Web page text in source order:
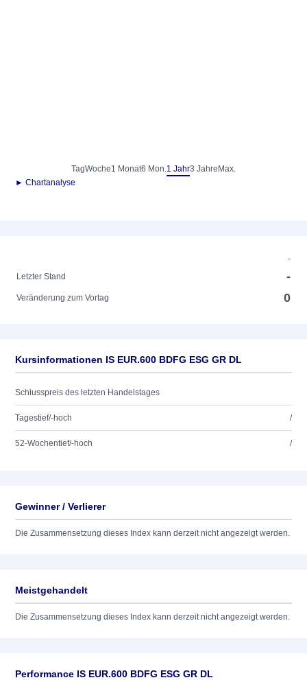
TagWoche1 Monat6 Mon.1 Jahr3 Jahre Max.
► Chartanalyse
-
Letzter Stand
-
Veränderung zum Vortag 0
Kursinformationen IS EUR.600 BDFG ESG GR DL
Schlusspreis des letzten Handelstages
Tagestief/-hoch /
52-Wochentief/-hoch /
Gewinner / Verlierer
Die Zusammensetzung dieses Index kann derzeit nicht angezeigt werden.
Meistgehandelt
Die Zusammensetzung dieses Index kann derzeit nicht angezeigt werden.
Performance IS EUR.600 BDFG ESG GR DL